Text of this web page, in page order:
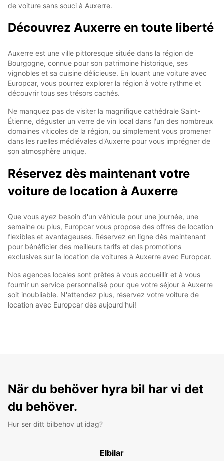
de voiture sans souci à Auxerre.
Découvrez Auxerre en toute liberté
Auxerre est une ville pittoresque située dans la région de
Bourgogne, connue pour son patrimoine historique, ses
vignobles et sa cuisine délicieuse. En louant une voiture avec
Europcar, vous pourrez explorer la région à votre rythme et
découvrir tous ses trésors cachés.
Ne manquez pas de visiter la magnifique cathédrale Saint-
Étienne, déguster un verre de vin local dans l'un des nombreux
domaines viticoles de la région, ou simplement vous promener
dans les ruelles médiévales d'Auxerre pour vous imprégner de
son atmosphère unique.
Réservez dès maintenant votre
voiture de location à Auxerre
Que vous ayez besoin d'un véhicule pour une journée, une
semaine ou plus, Europcar vous propose des offres de location
flexibles et avantageuses. Réservez en ligne dès maintenant
pour bénéficier des meilleurs tarifs et des promotions
exclusives sur la location de voitures à Auxerre avec Europcar.
Nos agences locales sont prêtes à vous accueillir et à vous
fournir un service personnalisé pour que votre séjour à Auxerre
soit inoubliable. N'attendez plus, réservez votre voiture de
location avec Europcar dès aujourd'hui!
När du behöver hyra bil har vi det
du behöver.
Hur ser ditt bilbehov ut idag?
Elbilar